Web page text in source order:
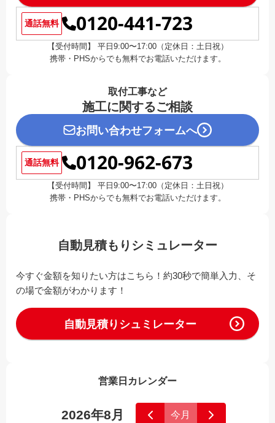
通話無料 0120-441-723
【受付時間】 平日9:00〜17:00（定休日：土日祝）
携帯・PHSからでも無料でお電話いただけます。
取付工事など
施工に関するご相談
お問い合わせフォームへ
通話無料 0120-962-673
【受付時間】 平日9:00〜17:00（定休日：土日祝）
携帯・PHSからでも無料でお電話いただけます。
自動見積もりシミュレーター
今すぐ金額を知りたい方はこちら！約30秒で簡単入力、そ
の場で金額がわかります！
自動見積りシュミレーター
営業日カレンダー
2026年8月 今月